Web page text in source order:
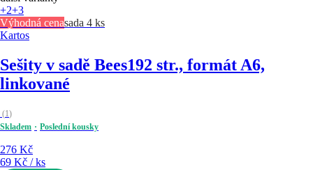
+2+3
Výhodná cenasada 4 ks
Kartos
Sešity v sadě Bees192 str., formát A6,
linkované
(1)
Skladem
Poslední kousky
276 Kč
69 Kč / ks